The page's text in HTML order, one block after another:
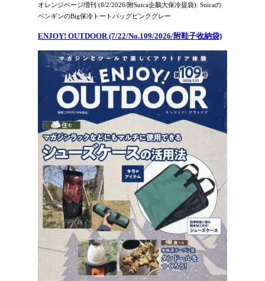
オレンジページ増刊 (8/2/2026/附Suica企鵝大保冷提袋): Suicaの
ペンギンのBig保冷トートバッグピンクグレー
ENJOY! OUTDOOR (7/22/No.109/2026/附鞋子收納袋)